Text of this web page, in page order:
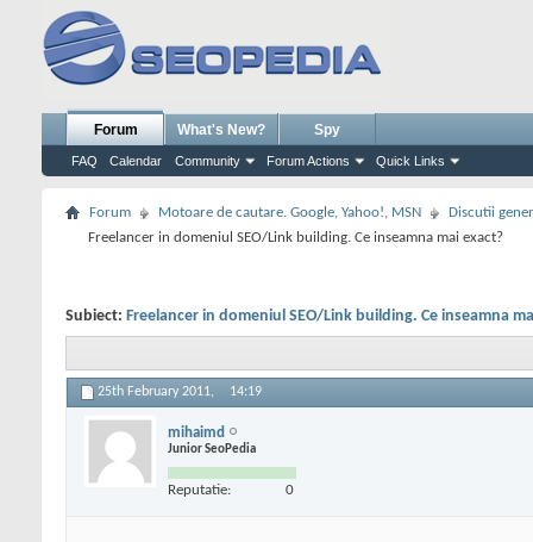
Forum
FAQ Calendar Community Forum Actions Quick Links
What's New? Spy
Forum Motoare de cautare. Google, Yahoo!, MSN
Discutii
Freelancer in domeniul SEO/Link building. Ce inseamna mai exact?
Subiect: Freelancer in domeniul SEO/Link building. Ce inseamna
25th February 2011, 14:19
mihaimd
Junior SeoPedia
Reputatie: 0